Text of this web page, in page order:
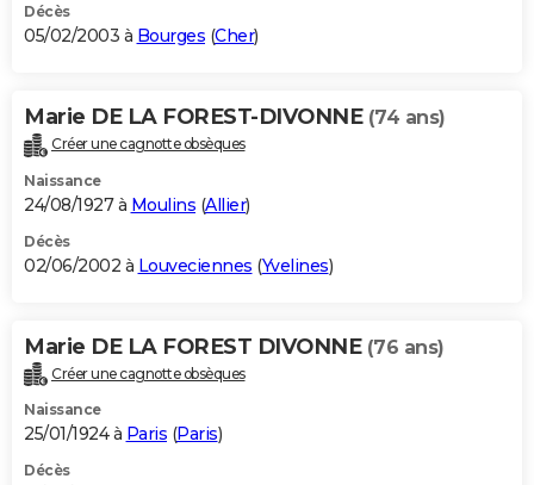
Décès
05/02/2003 à Bourges (Cher)
Marie DE LA FOREST-DIVONNE (74 ans)
Créer une cagnotte obsèques
Naissance
24/08/1927 à Moulins (Allier)
Décès
02/06/2002 à Louveciennes (Yvelines)
Marie DE LA FOREST DIVONNE (76 ans)
Créer une cagnotte obsèques
Naissance
25/01/1924 à Paris (Paris)
Décès